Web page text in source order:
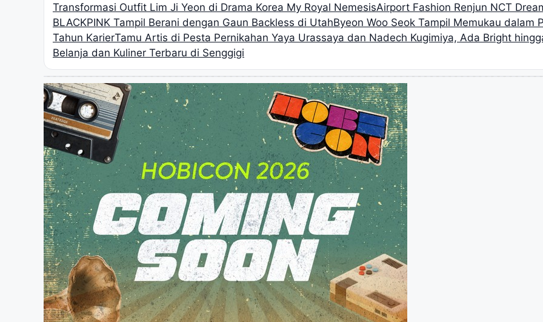
Transformasi Outfit Lim Ji Yeon di Drama Korea My Royal NemesisAirport Fashion Renjun NCT
BLACKPINK Tampil Berani dengan Gaun Backless di UtahByeon Woo Seok Tampil Memukau dalam
Tahun KarierTamu Artis di Pesta Pernikahan Yaya Urassaya dan Nadech Kugimiya, Ada Bright
Belanja dan Kuliner Terbaru di Senggigi